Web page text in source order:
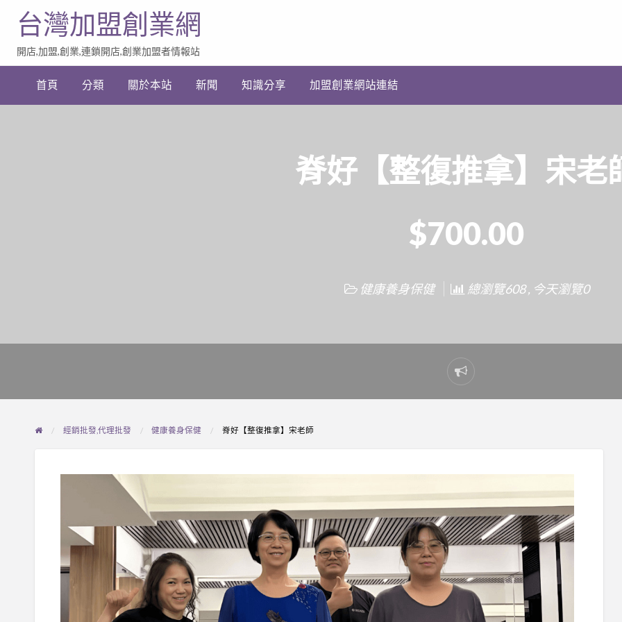
加
業
台灣加盟創業網
開店,加盟,創業,連鎖開店,創業加盟者情報站
首頁 分類 關於本站 新聞 知識分享 加盟創業網站連結
脊好【整復推拿】宋老
$700.00
健康養身保健 總瀏覽608 , 今天瀏覽0
Report
problem
經銷批發,代理批發 健康養身保健 脊好【整復推拿】宋老師